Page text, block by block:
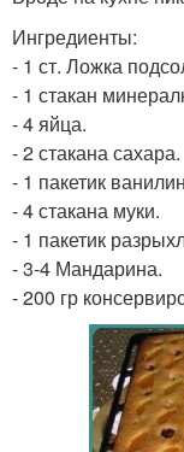
Ингредиенты:
- 1 ст. Ложка
- 1 стакан
- 4 яйца.
- 2 стакана сахара.
- 1 пакетик
- 4 стакана муки.
- 1 пакетик
- 3-4 Мандарина.
- 200 гр